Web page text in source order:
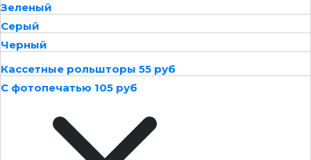
Зеленый
Серый
Черный
Кассетные рольшторы 55 руб
С фотопечатью 105 руб